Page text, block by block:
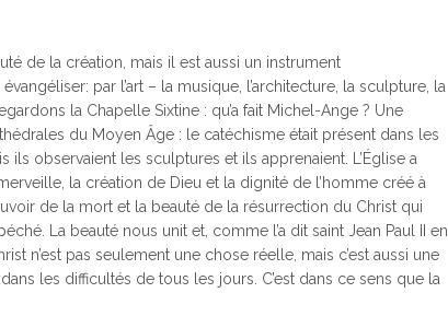
de la création, mais il est aussi un instrument
par l’art – la musique, l’architecture, la sculpture, la
la Chapelle Sixtine : qu’a fait Michel-Ange ? Une
du Moyen Âge : le catéchisme était présent dans les
observaient les sculptures et ils apprenaient. L’Église a
la création de Dieu et la dignité de l’homme créé à
de la mort et la beauté de la résurrection du Christ qui
La beauté nous unit et, comme l’a dit saint Jean Paul II en
n’est pas seulement une chose réelle, mais c’est aussi une
les difficultés de tous les jours. C’est dans ce sens que la